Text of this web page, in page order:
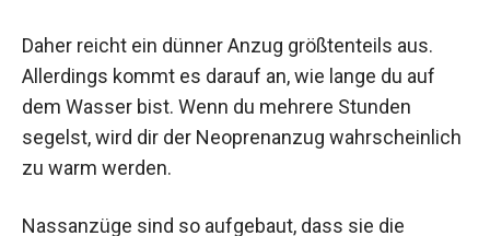
Daher reicht ein dünner Anzug größtenteils aus.
Allerdings kommt es darauf an, wie lange du auf
dem Wasser bist. Wenn du mehrere Stunden
segelst, wird dir der Neoprenanzug wahrscheinlich
zu warm werden.
Nassanzüge sind so aufgebaut, dass sie die